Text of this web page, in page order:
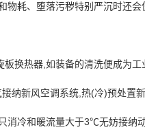
耗、堕落污秽特别严沉时还
换热器,如装备的清洗便成为
纳新风空调系统,热(冷)预处置
消冷和暖流量大于3℃无妨接纳